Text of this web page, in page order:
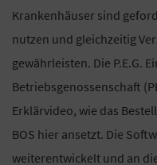
Krankenhäuser sind
nutzen und gleichzeitig
gewährleisten. Die P.E.G.
Betriebsgenossenschaft
Erklärvideo, wie das
BOS hier ansetzt. Die
weiterentwickelt und an